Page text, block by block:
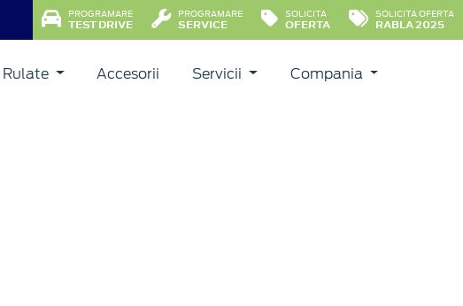
PROGRAMARE
TEST DRIVE
PROGRAMARE
SERVICE
SOLICITA
OFERTA
SOLICITA OFERTA
RABLA 2025
Accesorii Servicii Compania